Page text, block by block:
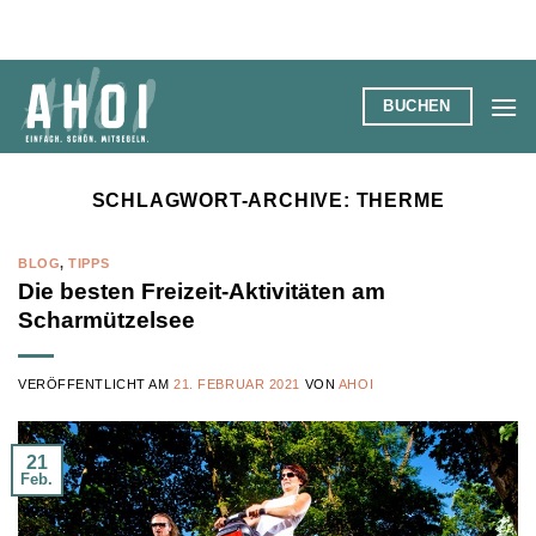
springen
BUCHEN
SCHLAGWORT-ARCHIVE: THERME
BLOG,TIPPS
Die besten Freizeit-Aktivitäten am
Scharmützelsee
VERÖFFENTLICHT AM21. FEBRUAR 2021 VON AHOI
21
Feb.